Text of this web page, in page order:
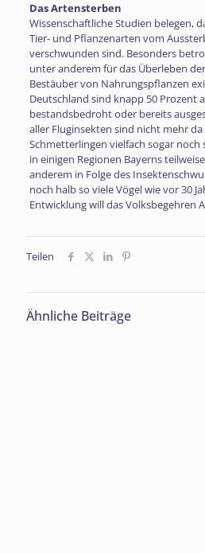
Das Artensterben
Wissenschaftliche Studien belegen,
Tier- und Pflanzenarten vom
verschwunden sind. Besonders
unter anderem für das Überleben
Bestäuber von Nahrungspflanzen
Deutschland sind knapp 50 Prozent
bestandsbedroht oder bereits
aller Fluginsekten sind nicht mehr
Schmetterlingen vielfach sogar noch
in einigen Regionen Bayerns
anderem in Folge des
noch halb so viele Vögel wie vor 30
Entwicklung will das Volksbegehren
Teilen
Ähnliche Beiträge